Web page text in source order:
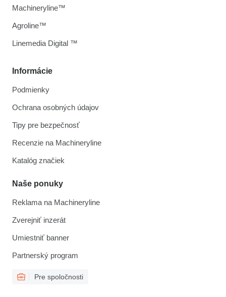
Informácie
Podmienky
Ochrana osobných údajov
Tipy pre bezpečnosť
Recenzie na Machineryline
Katalóg značiek
Naše ponuky
Reklama na Machineryline
Zverejniť inzerát
Umiestniť banner
Partnerský program
Pre spoločnosti
Machineryline™
Agroline™
Linemedia Digital ™